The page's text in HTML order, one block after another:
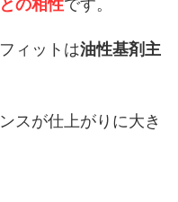
の相性です。
ィットは油性基剤主
スが仕上がりに大き